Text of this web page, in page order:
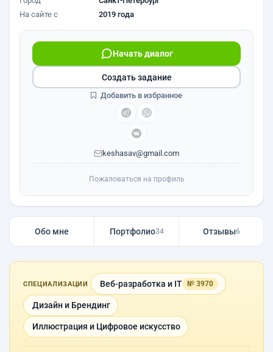
На сайте с
2019 года
Начать диалог
keshasav@gmail.com
Создать задание
Добавить в избранное
Пожаловаться на профиль
Обо мне Портфолио34 Отзывы6
СПЕЦИАЛИЗАЦИИ Веб-разработка и IT № 3970
Дизайн и Брендинг
Иллюстрация и Цифровое искусство